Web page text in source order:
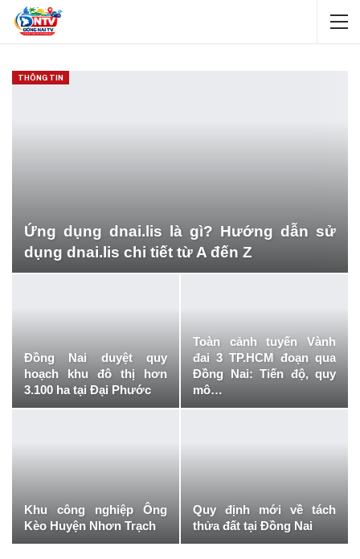
THÔNG TIN
Ứng dụng dnai.lis là gì? Hướng dẫn sử
dụng dnai.lis chi tiết từ A đến Z
Đồng Nai duyệt quy
hoạch khu đô thị hơn
3.100 ha tại Đại Phước
Toàn cảnh tuyến Vành
đai 3 TP.HCM đoạn qua
Đồng Nai: Tiến độ, quy
mô…
Khu công nghiệp Ông
Kèo Huyện Nhơn Trạch
Quy định mới về tách
thửa đất tại Đồng Nai